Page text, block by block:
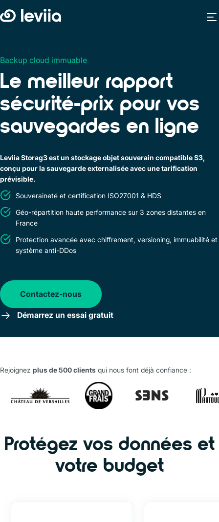
Backup cloud immuable
Le meilleur rapport
sécurité-prix pour vos
sauvegardes en ligne
Leviia Storag3 est un stockage objet souverain compatible S3,
conçu pour la sauvegarde externalisée avec une tarification
prévisible.
Souveraineté et certification ISO27001 & HDS
Géo-répartition haute performance sur 3 zones distantes en
France
Protection avancée avec chiffrement, versioning, immuabilité et
système anti-DDos
Contactez-nous
Démarrez un essai gratuit
Rejoignez plus de 500 clients qui nous font déjà confiance :
Protégez vos données et
votre budget